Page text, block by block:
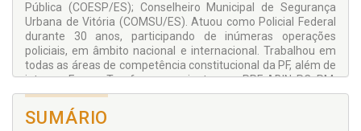
Pública (COESP/ES); Conselheiro Municipal de Segurança
Urbana de Vitória (COMSU/ES). Atuou como Policial Federal
durante 30 anos, participando de inúmeras operações
policiais, em âmbito nacional e internacional. Trabalhou em
todas as áreas de competência constitucional da PF, além de
integrar Forças-Tarefas em conjunto com PRF, ABIN, PC, PM,
GCM e Forças Estrangeiras, acumulando ampla experiência
em investigação criminal e atividades operacionais. Foi o
idealizador e o coordenador do Plano de Informatização da
SUMÁRIO